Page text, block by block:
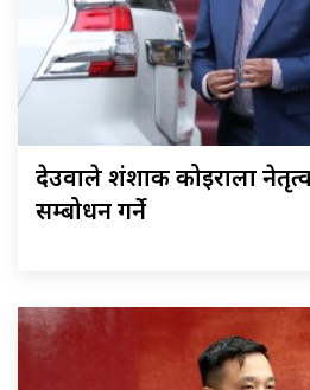
देउवाले शंशाक कोइराला
सम्बोधन गर्ने